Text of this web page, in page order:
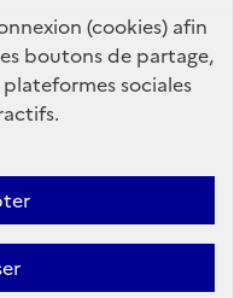
(cookies) afin
boutons de partage,
sociales
info.gouv.fr
conforme
Politique